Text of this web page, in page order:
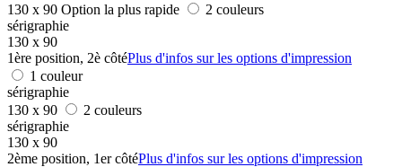
130 x 90 Option la plus rapide
2 couleurs
sérigraphie
130 x 90
1ère position, 2è côtéPlus d'infos sur les options d'impression
1 couleur
sérigraphie
130 x 90
2 couleurs
sérigraphie
130 x 90
2ème position, 1er côtéPlus d'infos sur les options d'impression